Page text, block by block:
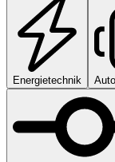
Energietechnik